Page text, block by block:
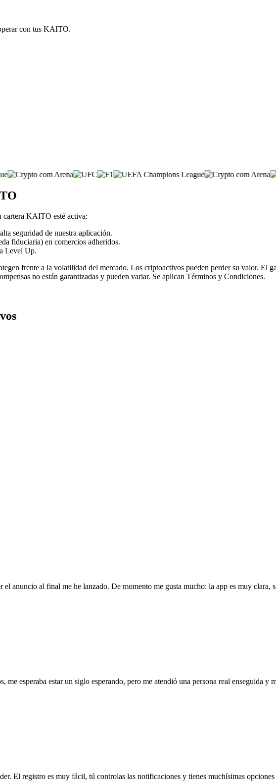
con tus KAITO.
cartera KAITO esté activa:
seguridad de nuestra aplicación.
fiduciaria) en comercios adheridos.
Level Up.
frente a la volatilidad del mercado. Los criptoactivos pueden perder su valor. El
no están garantizadas y pueden variar. Se aplican Términos y Condiciones.
el anuncio al final me he lanzado. De momento me gusta mucho: la app es muy clara,
me esperaba estar un siglo esperando, pero me atendió una persona real enseguida y
El registro es muy fácil, tú controlas las notificaciones y tienes muchísimas